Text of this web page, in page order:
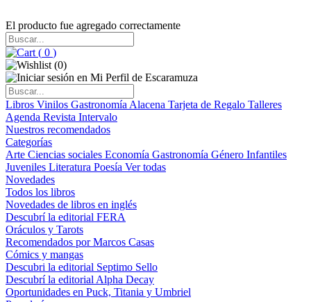
El producto fue agregado correctamente
( 0 )
(0)
Libros Vinilos Gastronomía Alacena Tarjeta de Regalo Talleres
Agenda Revista Intervalo
Nuestros recomendados
Categorías
Arte Ciencias sociales Economía Gastronomía Género Infantiles
Juveniles Literatura Poesía Ver todas
Novedades
Todos los libros
Novedades de libros en inglés
Descubrí la editorial FERA
Oráculos y Tarots
Recomendados por Marcos Casas
Cómics y mangas
Descubri la editorial Septimo Sello
Descubrí la editorial Alpha Decay
Oportunidades en Puck, Titania y Umbriel